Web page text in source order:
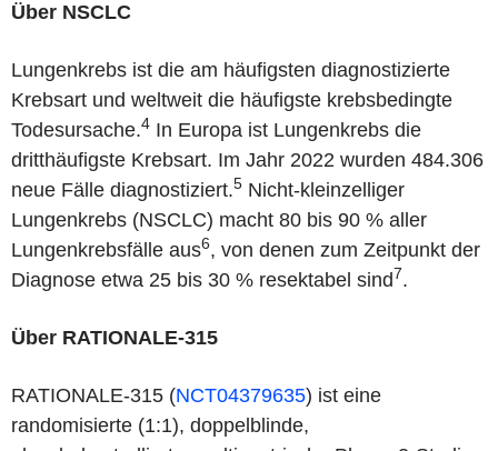
Über NSCLC
Lungenkrebs ist die am häufigsten diagnostizierte
Krebsart und weltweit die häufigste krebsbedingte
Todesursache.4 In Europa ist Lungenkrebs die
dritthäufigste Krebsart. Im Jahr 2022 wurden 484.306
neue Fälle diagnostiziert.5 Nicht-kleinzelliger
Lungenkrebs (NSCLC) macht 80 bis 90 % aller
Lungenkrebsfälle aus6, von denen zum Zeitpunkt der
Diagnose etwa 25 bis 30 % resektabel sind7.
Über RATIONALE-315
RATIONALE-315 (NCT04379635) ist eine
randomisierte (1:1), doppelblinde,